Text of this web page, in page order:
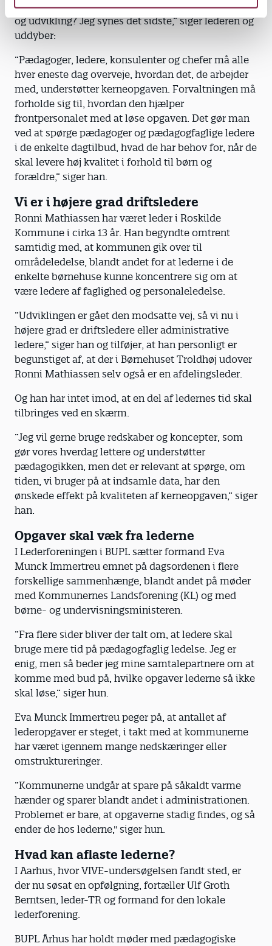
faglige opgaver, som er at understøtte børns trivsel
og udvikling? Jeg synes det sidste,” siger lederen og
uddyber:
”Pædagoger, ledere, konsulenter og chefer må alle
hver eneste dag overveje, hvordan det, de arbejder
med, understøtter kerneopgaven. Forvaltningen må
forholde sig til, hvordan den hjælper
frontpersonalet med at løse opgaven. Det gør man
ved at spørge pædagoger og pædagogfaglige ledere
i de enkelte dagtilbud, hvad de har behov for, når de
skal levere høj kvalitet i forhold til børn og
forældre,” siger han.
Vi er i højere grad driftsledere
Ronni Mathiassen har været leder i Roskilde
Kommune i cirka 13 år. Han begyndte omtrent
samtidig med, at kommunen gik over til
områdeledelse, blandt andet for at lederne i de
enkelte børnehuse kunne koncentrere sig om at
være ledere af faglighed og personaleledelse.
”Udviklingen er gået den modsatte vej, så vi nu i
højere grad er driftsledere eller administrative
ledere,” siger han og tilføjer, at han personligt er
begunstiget af, at der i Børnehuset Troldhøj udover
Ronni Mathiassen selv også er en afdelingsleder.
Og han har intet imod, at en del af ledernes tid skal
tilbringes ved en skærm.
”Jeg vil gerne bruge redskaber og koncepter, som
gør vores hverdag lettere og understøtter
pædagogikken, men det er relevant at spørge, om
tiden, vi bruger på at indsamle data, har den
ønskede effekt på kvaliteten af kerneopgaven,” siger
han.
Opgaver skal væk fra lederne
I Lederforeningen i BUPL sætter formand Eva
Munck Immertreu emnet på dagsordenen i flere
forskellige sammenhænge, blandt andet på møder
med Kommunernes Landsforening (KL) og med
børne- og undervisningsministeren.
”Fra flere sider bliver der talt om, at ledere skal
bruge mere tid på pædagogfaglig ledelse. Jeg er
enig, men så beder jeg mine samtalepartnere om at
komme med bud på, hvilke opgaver lederne så ikke
skal løse,” siger hun.
Eva Munck Immertreu peger på, at antallet af
lederopgaver er steget, i takt med at kommunerne
har været igennem mange nedskæringer eller
omstruktureringer.
”Kommunerne undgår at spare på såkaldt varme
hænder og sparer blandt andet i administrationen.
Problemet er bare, at opgaverne stadig findes, og så
ender de hos lederne," siger hun.
Hvad kan aflaste lederne?
I Aarhus, hvor VIVE-undersøgelsen fandt sted, er
der nu søsat en opfølgning, fortæller Ulf Groth
Berntsen, leder-TR og formand for den lokale
lederforening.
BUPL Århus har holdt møder med pædagogiske